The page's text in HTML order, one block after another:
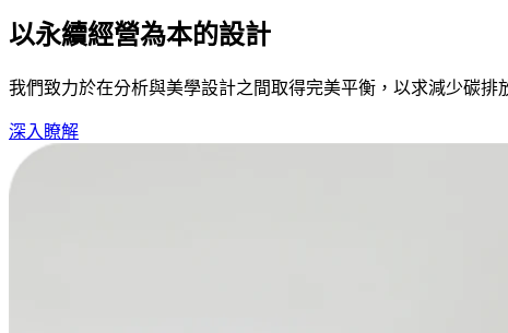
以永續經營為本的設計
我們致力於在分析與美學設計之間取得完美平衡，以求減少碳排
深入瞭解